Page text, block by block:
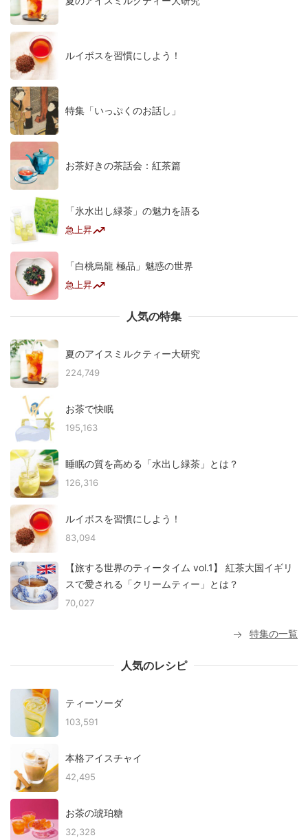
ルイボスを習慣にしよう！
特集「いっぷくのお話し」
お茶好きの茶話会：紅茶篇
「氷水出し緑茶」の魅力を語る
急上昇
「白桃烏龍 極品」魅惑の世界
急上昇
人気の特集
夏のアイスミルクティー大研究
224,749
お茶で快眠
195,163
睡眠の質を高める「水出し緑茶」とは？
126,316
ルイボスを習慣にしよう！
83,094
【旅する世界のティータイム vol.1】 紅茶大国イギリ
スで愛される「クリームティー」とは？
70,027
特集の一覧
人気のレシピ
ティーソーダ
103,591
本格アイスチャイ
42,495
お茶の琥珀糖
32,328